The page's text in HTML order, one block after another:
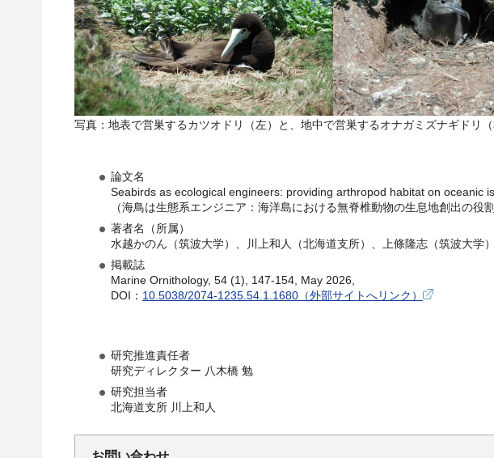
写真：地表で営巣するカツオドリ（左）と、地中で営巣するオナガミズナギドリ（
論文名
Seabirds as ecological engineers: providing arthropod habitat on oceanic
（海鳥は生態系エンジニア：海洋島における無脊椎動物の生息地創出の役割
著者名（所属）
水越かのん（筑波大学）、川上和人（北海道支所）、上條隆志（筑波大学）
掲載誌
Marine Ornithology, 54 (1), 147-154, May 2026,
DOI： 10.5038/2074-1235.54.1.1680（外部サイトへリンク）
研究推進責任者
研究ディレクター 八木橋 勉
研究担当者
北海道支所 川上和人